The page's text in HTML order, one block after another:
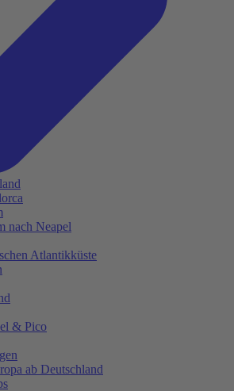
nach Neapel
Atlantikküste
& Pico
ab Deutschland